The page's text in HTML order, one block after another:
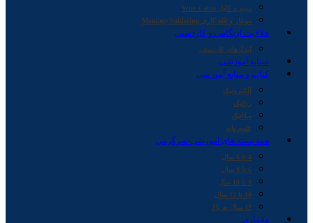
سیم و کابل Wire Cable
مونتاژ و قلع کاری Montage Soldering
خلاقیت اریگامی و کاردستی
ابزارهای کاردستی
صنایع آموزشی
کتاب و منابع آموزشی
الکترونیک
رباتیک
مکانیک
علوم پایه
همه بسته های آموزشی-سرگرمی
4 تا 6 سال
6 تا 8 سال
8 تا 10 سال
10 تا 12 سال
12 سال به بالا
معماری